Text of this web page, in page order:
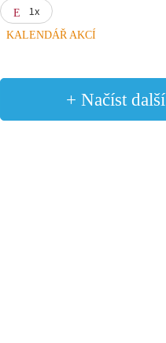
1x
KALENDÁŘ AKCÍ
+ Načíst další